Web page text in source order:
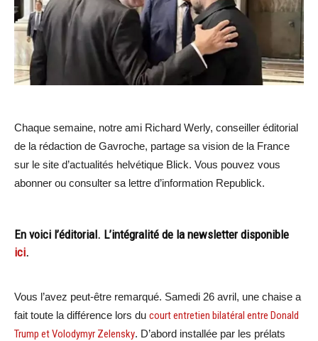
Chaque semaine, notre ami Richard Werly, conseiller éditorial
de la rédaction de Gavroche, partage sa vision de la France
sur le site d’actualités helvétique Blick. Vous pouvez vous
abonner ou consulter sa lettre d’information Republick.
En voici l’éditorial. L’intégralité de la newsletter disponible
ici.
Vous l’avez peut-être remarqué. Samedi 26 avril, une chaise a
fait toute la différence lors du court entretien bilatéral entre Donald
Trump et Volodymyr Zelensky. D’abord installée par les prélats